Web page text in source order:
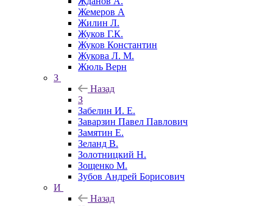
Жемеров А
Жилин Л.
Жуков Г.К.
Жуков Константин
Жукова Л. М.
Жюль Верн
З
Назад
З
Забелин И. Е.
Заварзин Павел Павлович
Замятин Е.
Зеланд В.
Золотницкий Н.
Зощенко М.
Зубов Андрей Борисович
И
Назад